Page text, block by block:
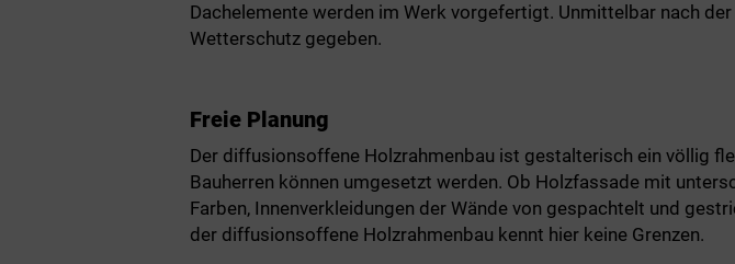
Dachelemente werden im Werk vorgefertigt. Unmittelbar nach
Wetterschutz gegeben.
Freie Planung
Der diffusionsoffene Holzrahmenbau ist gestalterisch ein völlig
Bauherren können umgesetzt werden. Ob Holzfassade mit
Farben, Innenverkleidungen der Wände von gespachtelt und
der diffusionsoffene Holzrahmenbau kennt hier keine Grenzen.